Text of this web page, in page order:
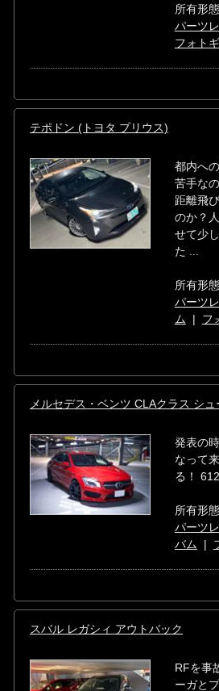
所有形
パーツ
フォト
テポドン (トヨタ プリウス)
都内へ
苦手な
距離飛
のか？
せて少
た ...
所有形
パーツ
ム | フ
メルセデス・ベンツ CLAクラス シ
発表の
なって
る！
所有形
パーツ
バム |
スバル レガシィ アウトバック
RFを事
ーガと